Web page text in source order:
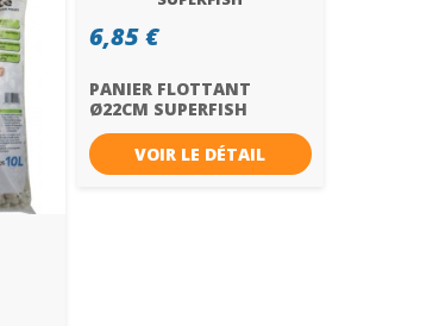
6,85 €
PANIER FLOTTANT
Ø22CM SUPERFISH
VOIR LE DÉTAIL